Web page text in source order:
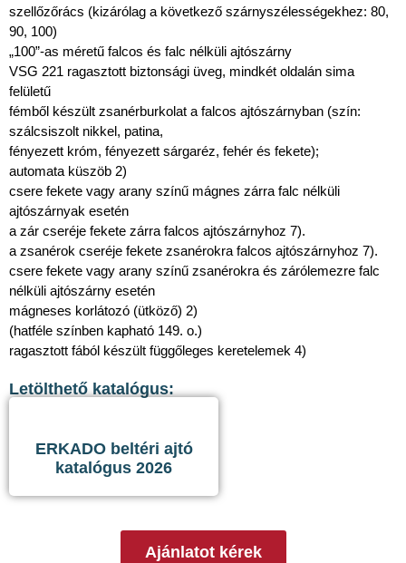
szellőzőrács (kizárólag a következő szárnyszélességekhez: 80,
90, 100)
„100”-as méretű falcos és falc nélküli ajtószárny
VSG 221 ragasztott biztonsági üveg, mindkét oldalán sima
felületű
fémből készült zsanérburkolat a falcos ajtószárnyban (szín:
szálcsiszolt nikkel, patina,
fényezett króm, fényezett sárgaréz, fehér és fekete);
automata küszöb 2)
csere fekete vagy arany színű mágnes zárra falc nélküli
ajtószárnyak esetén
a zár cseréje fekete zárra falcos ajtószárnyhoz 7).
a zsanérok cseréje fekete zsanérokra falcos ajtószárnyhoz 7).
csere fekete vagy arany színű zsanérokra és zárólemezre falc
nélküli ajtószárny esetén
mágneses korlátozó (ütköző) 2)
(hatféle színben kapható 149. o.)
ragasztott fából készült függőleges keretelemek 4)
Letölthető katalógus:
ERKADO beltéri ajtó
katalógus 2026
Ajánlatot kérek